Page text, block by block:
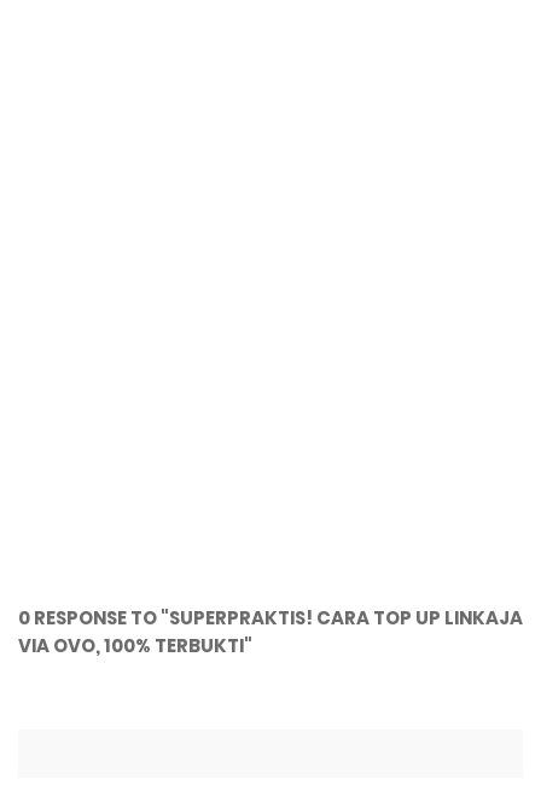
0 RESPONSE TO "SUPERPRAKTIS! CARA TOP UP LINKAJA
VIA OVO, 100% TERBUKTI"